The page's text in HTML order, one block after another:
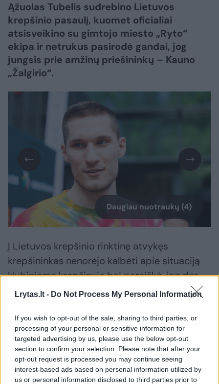
Lrytas.lt - Do Not Process My Personal Information
If you wish to opt-out of the sale, sharing to third parties, or
processing of your personal or sensitive information for
targeted advertising by us, please use the below opt-out
section to confirm your selection. Please note that after your
opt-out request is processed you may continue seeing
interest-based ads based on personal information utilized by
us or personal information disclosed to third parties prior to
Ąžuolas Tubelis sudrebino Lietuvos
krepšinio pasaulį, kuomet oficialiai
atsisveikino su gimtojo miesto „Ryto“
ekipa ir netrukus pasirodė gandai, jog
jungsis prie amžinų priešininkų – Kauno
„Žalgirio“.
Daugiau nuotraukų (4)
Į Lietuvos krepšinio rinktinę atvykęs
krepšininkas nenorėjo kalbėti apie situaciją
klubiniame krepšinyje bei pareiškė, jog dar
nieko nėra pasirašęs.
Paklaustas, kas darosi krepšininko žinutėse
po to, kai paaiškėjo, jog vilnietis palieka
„Rytą“, krepšininkas neslėpė – komentarai
nėra patys gražiausi.